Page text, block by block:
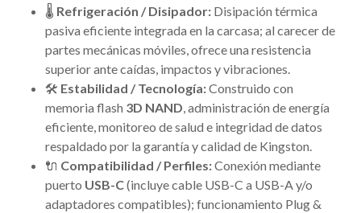
🌡️ Refrigeración / Disipador: Disipación térmica
pasiva eficiente integrada en la carcasa; al carecer de
partes mecánicas móviles, ofrece una resistencia
superior ante caídas, impactos y vibraciones.
🛠️ Estabilidad / Tecnología:Construido con
memoria flash 3D NAND, administración de energía
eficiente, monitoreo de salud e integridad de datos
respaldado por la garantía y calidad de Kingston.
🔌 Compatibilidad / Perfiles:Conexión mediante
puerto USB-C(incluye cable USB-C a USB-A y/o
adaptadores compatibles); funcionamiento Plug &